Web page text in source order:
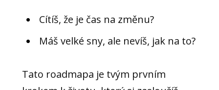
Cítíš, že je čas na změnu?
Máš velké sny, ale nevíš, jak na to?
Tato roadmapa je tvým prvním